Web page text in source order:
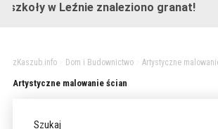
w Leźnie znaleziono granat!
zKaszub.info> Dom i Budownictwo> Artystyczne
Artystyczne malowanie ścian
Szukaj